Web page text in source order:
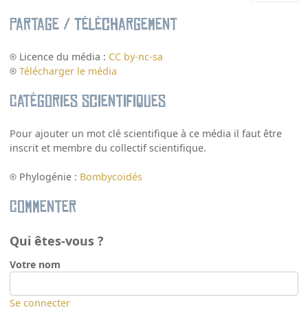
Partage / Téléchargement
Licence du média : CC by-nc-sa
Télécharger le média
Catégories scientifiques
Pour ajouter un mot clé scientifique à ce média il faut être
inscrit et membre du collectif scientifique.
Phylogénie : Bombycoïdés
Commenter
Qui êtes-vous ?
Votre nom
Se connecter